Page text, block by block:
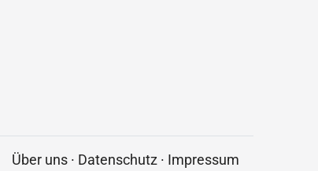
Über uns · Datenschutz · Impressum